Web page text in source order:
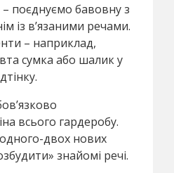
– поєднуємо бавовну з
із в’язаними речами.
– наприклад,
сумка або шалик у
всього гардеробу.
двох нових
знайомі речі.